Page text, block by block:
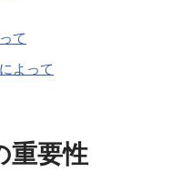
て
よって
重要性